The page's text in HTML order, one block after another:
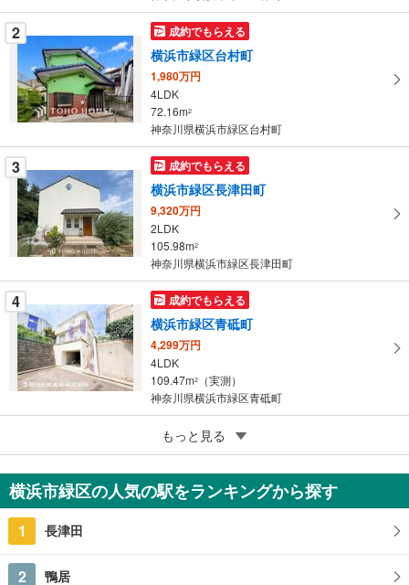
条
件
マ
イ
ペ
ジ
に
保
存
す
る
2 成約でもらえる
横浜市緑区台村町
1,980万円
4LDK
72.16m2
神奈川県横浜市緑区台村町
3 成約でもらえる
横浜市緑区長津田町
9,320万円
2LDK
105.98m2
神奈川県横浜市緑区長津田町
4 成約でもらえる
横浜市緑区青砥町
4,299万円
4LDK
109.47m2
（実測）
神奈川県横浜市緑区青砥町
横浜市緑区中山6丁目
1,980万円
3LDK
62.36m2
神奈川県横浜市緑区中山6丁目
もっと見る
横浜市緑区の人気の駅をランキングから探す
1 長津田
2 鴨居